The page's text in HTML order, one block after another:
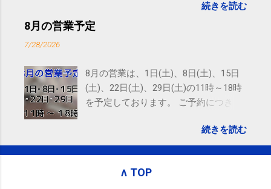
れないことがありますので、ご予約、
お問い合わせはSMS（ショートメッセ
続きを読む
8月の営業予定
7/28/2026
8月の営業は、1日(土)、8日(土)、15日
(土)、22日(土)、29日(土)の11時～18時
を予定しております。 ご予約につきま
す。 電話に出られないことがあります
ので、ご予約、お問い合わせは
をおすすめしております。
続きを読む
∧ TOP